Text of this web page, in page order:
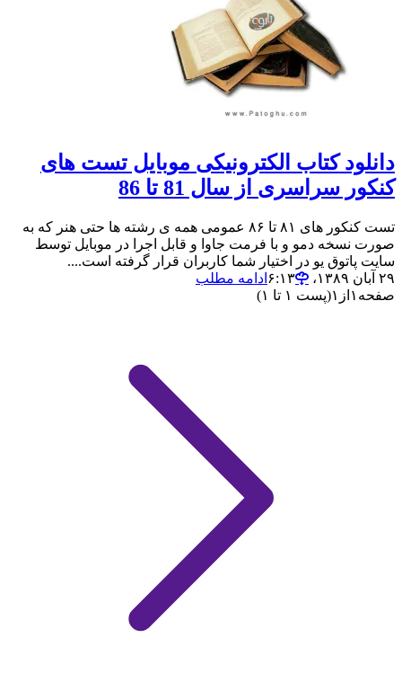
دانلود کتاب الکترونیکی موبایل تست های
کنکور سراسری از سال 81 تا 86
تست کنکور های ۸۱ تا ۸۶ عمومی همه ی رشته ها حتی هنر که به
صورت نسخه دمو و با فرمت جاوا و قابل اجرا در موبایل توسط
سایت پاتوق یو در اختیار شما کاربران قرار گرفته است....
۲۹ آبان ۱۳۸۹،‏ ۶:۱۳
ادامه مطلب
صفحه ۱ از ۱(پست ۱ تا ۱)